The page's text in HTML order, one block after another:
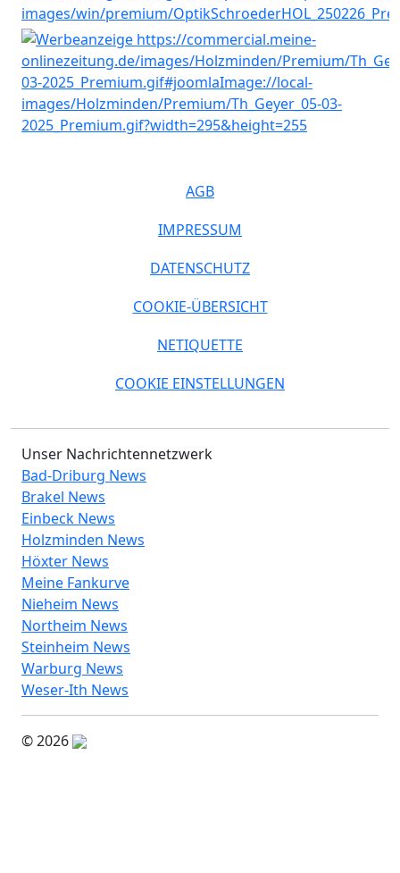
AGB
IMPRESSUM
DATENSCHUTZ
COOKIE-ÜBERSICHT
NETIQUETTE
COOKIE EINSTELLUNGEN
Unser Nachrichtennetzwerk
Bad-Driburg News
Brakel News
Einbeck News
Holzminden News
Höxter News
Meine Fankurve
Nieheim News
Northeim News
Steinheim News
Warburg News
Weser-Ith News
© 2026